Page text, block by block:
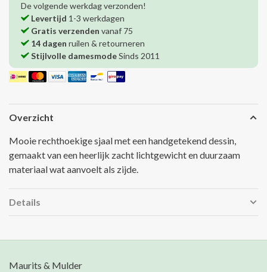
De volgende werkdag verzonden!
Levertijd 1-3 werkdagen
Gratis verzenden vanaf 75
14 dagen ruilen & retourneren
Stijlvolle damesmodeSinds 2011
Overzicht
Mooie rechthoekige sjaal met een handgetekend dessin,
gemaakt van een heerlijk zacht lichtgewicht en duurzaam
materiaal wat aanvoelt als zijde.
Details
Maurits & Mulder